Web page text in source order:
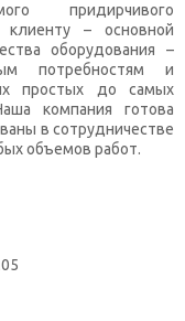
придирчивого
клиенту – основной
оборудования –
потребностям и
простых до самых
компания готова
в сотрудничестве
объемов работ.